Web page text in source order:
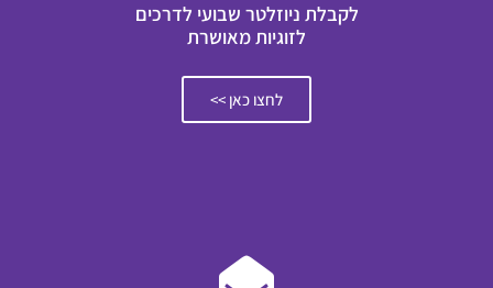
לקבלת ניוזלטר שבועי לדרכים
לזוגיות מאושרת
לחצו כאן >>